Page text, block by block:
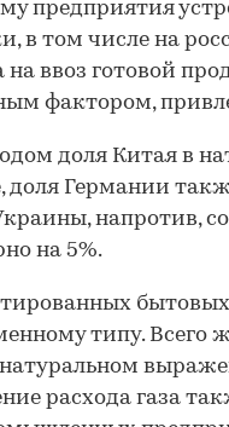
предприятия
в том числе на
ввоз готовой
фактором,
доля Китая в
доля Германии
напротив,
на 5%.
бытовых
типу. Всего
расхода газа